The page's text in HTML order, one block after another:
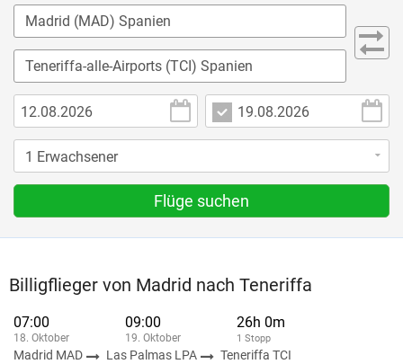
Flüge suchen
Billigflieger von Madrid nach Teneriffa
07:00
18. Oktober
09:00
19. Oktober
26h 0m
1 Stopp
Madrid MAD Las Palmas LPA
Teneriffa TCI